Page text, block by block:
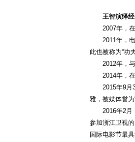
王智演绎经
2007年，
2011年，
此也被称为“功
2012年，与
2014年，
2015年9月
雅，被媒体誉为
2016年2月
参加浙江卫视
国际电影节最